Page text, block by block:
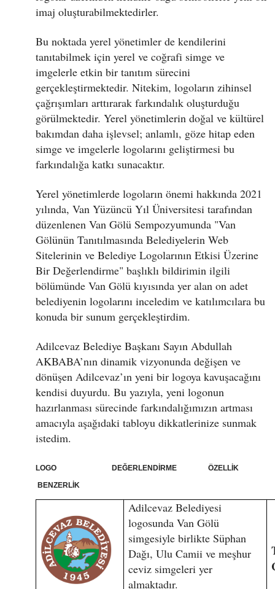
imaj oluşturabilmektedirler.
Bu noktada yerel yönetimler de kendilerini
tanıtabilmek için yerel ve coğrafi simge ve
imgelerle etkin bir tanıtım sürecini
gerçekleştirmektedir. Nitekim, logoların zihinsel
çağrışımları arttırarak farkındalık oluşturduğu
görülmektedir. Yerel yönetimlerin doğal ve kültürel
bakımdan daha işlevsel; anlamlı, göze hitap eden
simge ve imgelerle logolarını geliştirmesi bu
farkındalığa katkı sunacaktır.
Yerel yönetimlerde logoların önemi hakkında 2021
yılında, Van Yüzüncü Yıl Üniversitesi tarafından
düzenlenen Van Gölü Sempozyumunda "Van
Gölünün Tanıtılmasında Belediyelerin Web
Sitelerinin ve Belediye Logolarının Etkisi Üzerine
Bir Değerlendirme" başlıklı bildirimin ilgili
bölümünde Van Gölü kıyısında yer alan on adet
belediyenin logolarını inceledim ve katılımcılara bu
konuda bir sunum gerçekleştirdim.
Adilcevaz Belediye Başkanı Sayın Abdullah
AKBABA’nın dinamik vizyonunda değişen ve
dönüşen Adilcevaz’ın yeni bir logoya kavuşacağını
kendisi duyurdu. Bu yazıyla, yeni logonun
hazırlanması sürecinde farkındalığımızın artması
amacıyla aşağıdaki tabloyu dikkatlerinize sunmak
istedim.
LOGO DEĞERLENDİRME ÖZELLİK
BENZERLİK
Adilcevaz Belediyesi
logosunda Van Gölü
simgesiyle birlikte Süphan
Dağı, Ulu Camii ve meşhur
ceviz simgeleri yer
almaktadır.